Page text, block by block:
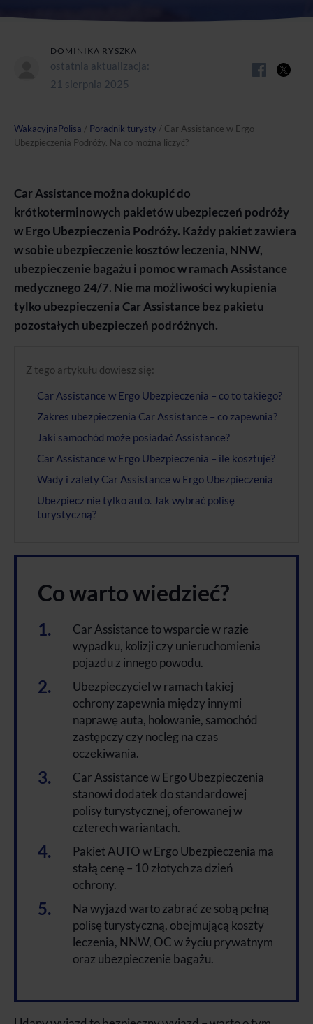
DOMINIKA RYSZKA
ostatnia aktualizacja:
21 sierpnia 2025
WakacyjnaPolisa / Poradnik turysty / Car Assistance w Ergo
Ubezpieczenia Podróży. Na co można liczyć?
Car Assistance można dokupić do
krótkoterminowych pakietów ubezpieczeń podróży
w Ergo Ubezpieczenia Podróży. Każdy pakiet zawiera
w sobie ubezpieczenie kosztów leczenia, NNW,
ubezpieczenie bagażu i pomoc w ramach Assistance
medycznego 24/7. Nie ma możliwości wykupienia
tylko ubezpieczenia Car Assistance bez pakietu
pozostałych ubezpieczeń podróżnych.
Co warto wiedzieć?
Car Assistance to wsparcie w razie
wypadku, kolizji czy unieruchomienia
pojazdu z innego powodu.
Ubezpieczyciel w ramach takiej
ochrony zapewnia między innymi
naprawę auta, holowanie, samochód
zastępczy czy nocleg na czas
oczekiwania.
Car Assistance w Ergo Ubezpieczenia
stanowi dodatek do standardowej
polisy turystycznej, oferowanej w
czterech wariantach.
Pakiet AUTO w Ergo Ubezpieczenia ma
stałą cenę – 10 złotych za dzień
ochrony.
Na wyjazd warto zabrać ze sobą pełną
polisę turystyczną, obejmującą koszty
leczenia, NNW, OC w życiu prywatnym
oraz ubezpieczenie bagażu.
Z tego artykułu dowiesz się:
Car Assistance w Ergo Ubezpieczenia – co to takiego?
Zakres ubezpieczenia Car Assistance – co zapewnia?
Jaki samochód może posiadać Assistance?
Car Assistance w Ergo Ubezpieczenia – ile kosztuje?
Wady i zalety Car Assistance w Ergo Ubezpieczenia
Ubezpiecz nie tylko auto. Jak wybrać polisę
turystyczną?